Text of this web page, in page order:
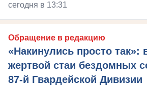
сегодня в 13:31
Обращение в редакцию
«Накинулись просто так»:
жертвой стаи бездомных
87-й Гвардейской Дивизии